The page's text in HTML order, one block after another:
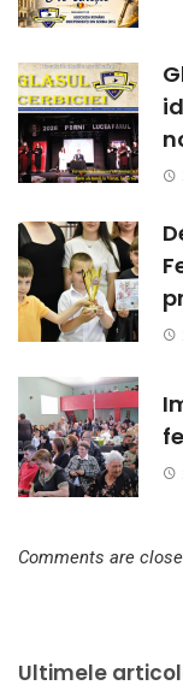
Comments are
Ultimele